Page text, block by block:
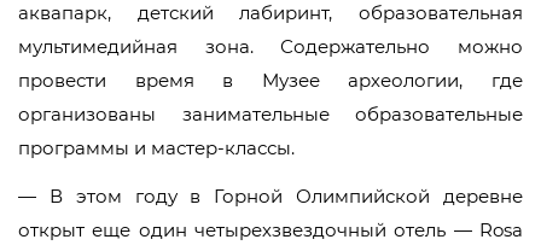
аквапарк, детский лабиринт, образовательная
мультимедийная зона. Содержательно можно
провести время в Музее археологии, где
организованы занимательные образовательные
программы и мастер-классы.
— В этом году в Горной Олимпийской деревне
открыт еще один четырехзвездочный отель — Rosa